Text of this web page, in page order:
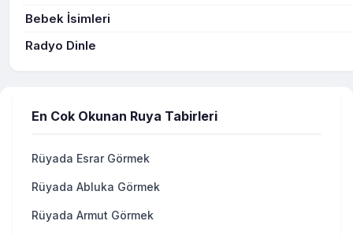
Bebek İsimleri
Radyo Dinle
En Cok Okunan Ruya Tabirleri
Rüyada Esrar Görmek
Rüyada Abluka Görmek
Rüyada Armut Görmek